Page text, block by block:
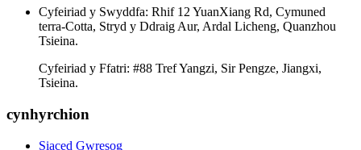
Cyfeiriad y Swyddfa: Rhif 12 YuanXiang Rd, Cymuned
terra-Cotta, Stryd y Ddraig Aur, Ardal Licheng, Quanzhou
Tsieina.
Cyfeiriad y Ffatri: #88 Tref Yangzi, Sir Pengze, Jiangxi,
Tsieina.
cynhyrchion
Siaced Gwresog